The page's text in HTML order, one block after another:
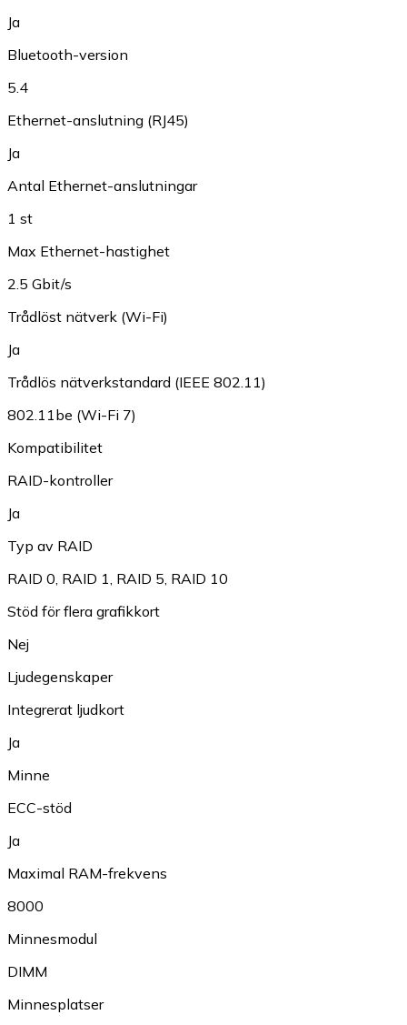
Ja
Bluetooth-version
5.4
Ethernet-anslutning (RJ45)
Ja
Antal Ethernet-anslutningar
1 st
Max Ethernet-hastighet
2.5 Gbit/s
Trådlöst nätverk (Wi-Fi)
Ja
Trådlös nätverkstandard (IEEE 802.11)
802.11be (Wi-Fi 7)
Kompatibilitet
RAID-kontroller
Ja
Typ av RAID
RAID 0 RAID 1 RAID 5 RAID 10
Stöd för flera grafikkort
Nej
Ljudegenskaper
Integrerat ljudkort
Ja
Minne
ECC-stöd
Ja
Maximal RAM-frekvens
8000
Minnesmodul
DIMM
Minnesplatser